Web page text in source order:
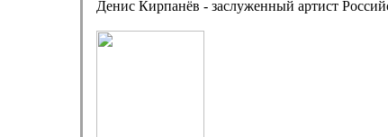
Денис Кирпанёв - заслуженный артист